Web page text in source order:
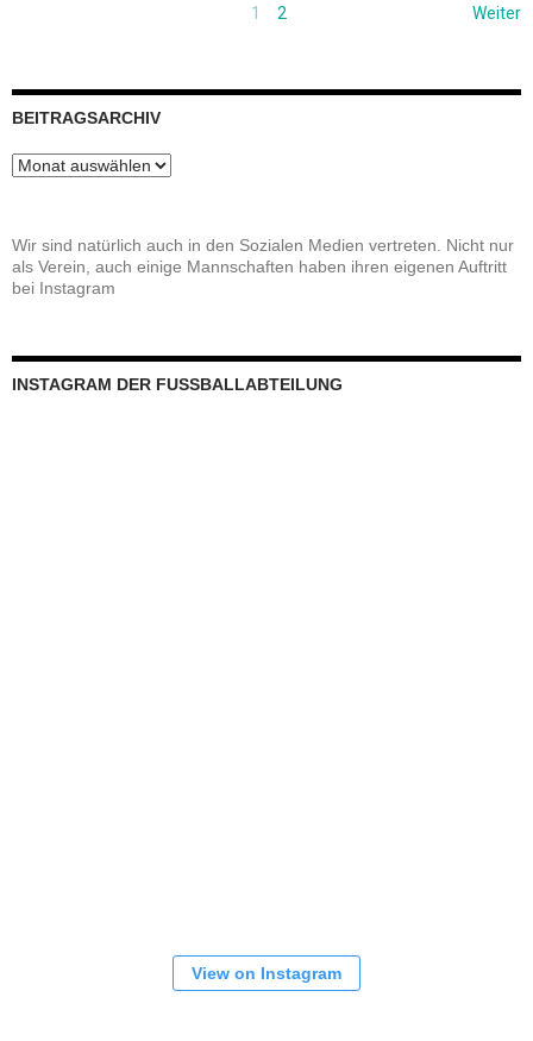
1 2 Weiter
BEITRAGSARCHIV
Beitragsarchiv
Wir sind natürlich auch in den Sozialen Medien vertreten. Nicht nur
als Verein, auch einige Mannschaften haben ihren eigenen Auftritt
bei Instagram
INSTAGRAM DER FUSSBALLABTEILUNG
View on Instagram